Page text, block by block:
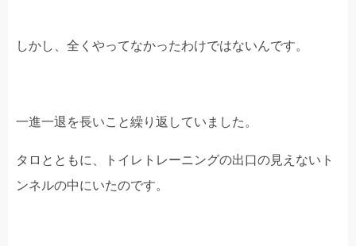
しかし、全くやってなかったわけではないんです。
一進一退を長いこと繰り返していました。
タロとともに、トイレトレーニングの出口の見えないト
ンネルの中にいたのです。